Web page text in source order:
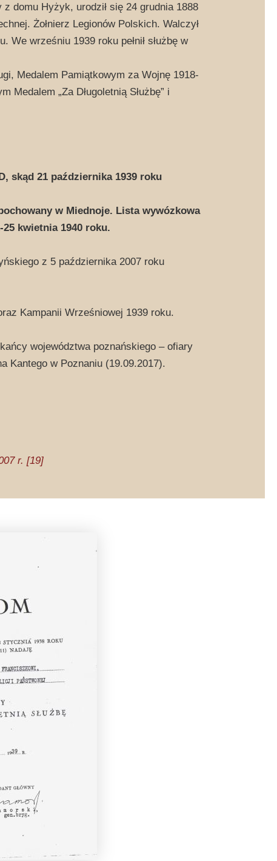
domu Hyżyk, urodził się 24 grudnia 1888
Żołnierz Legionów Polskich. Walczył
wrześniu 1939 roku pełnił służbę w
Medalem Pamiątkowym za Wojnę 1918-
Medalem „Za Długoletnią Służbę” i
skąd 21 października 1939 roku
w Miednoje. Lista wywózkowa
kwietnia 1940 roku.
z 5 października 2007 roku
Kampanii Wrześniowej 1939 roku.
województwa poznańskiego – ofiary
Kantego w Poznaniu (19.09.2017).
r. [19]